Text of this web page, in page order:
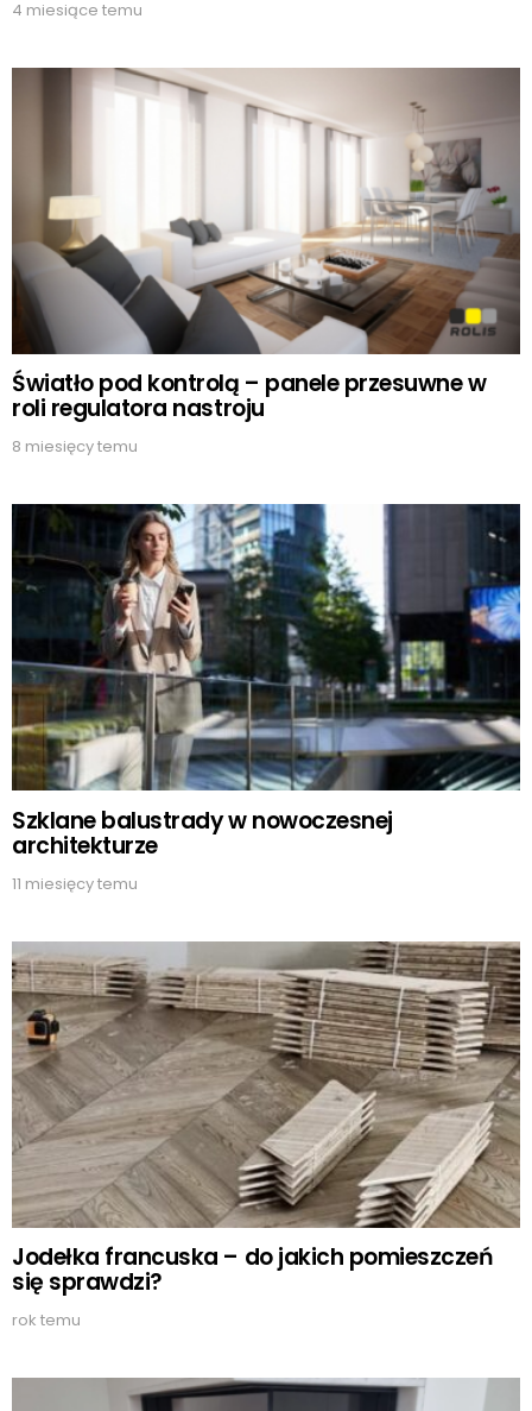
4 miesiące temu
Światło pod kontrolą – panele przesuwne w
roli regulatora nastroju
8 miesięcy temu
Szklane balustrady w nowoczesnej
architekturze
11 miesięcy temu
Jodełka francuska – do jakich pomieszczeń
się sprawdzi?
rok temu